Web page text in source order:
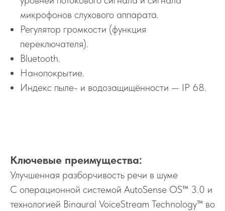
микрофонов слухового аппарата.
Регулятор громкости (функция
переключателя).
Bluetooth.
Нанопокрытие.
Индекс пыле- и водозащищённости — IP 68.
Ключевые преимущества:
Улучшенная разборчивость речи в шуме
С операционной системой AutoSense OS™ 3.0 и
технологией Binaural VoiceStream Technology™ во